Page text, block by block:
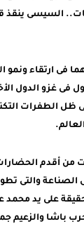
السيسى ينقذ
فى ارتقاء ونمو
فى غزو الدول
ظل الطفرات
من أقدم
والتى
على يد محمد
باشا والزعيم